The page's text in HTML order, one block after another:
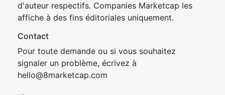
d'auteur respectifs. Companies Marketcap les
affiche à des fins éditoriales uniquement.
Contact
Pour toute demande ou si vous souhaitez
signaler un problème, écrivez à
hello@8marketcap.com